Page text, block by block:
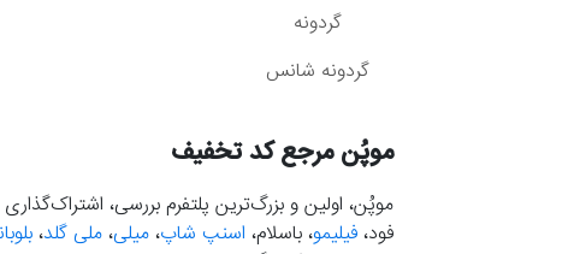
گردونه
گردونه شانس
موپُن مرجع کد تخفیف
موپُن، اولین و بزرگ‌ترین پلتفرم بررسی،
فود، فیلیمو، باسلام، اسنپ شاپ، میلی، ملی گلد،